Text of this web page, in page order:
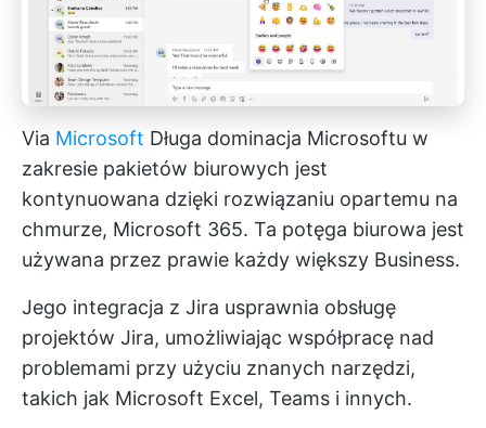
Via Microsoft Długa dominacja Microsoftu w
zakresie pakietów biurowych jest
kontynuowana dzięki rozwiązaniu opartemu na
chmurze, Microsoft 365. Ta potęga biurowa jest
używana przez prawie każdy większy Business.
Jego integracja z Jira usprawnia obsługę
projektów Jira, umożliwiając współpracę nad
problemami przy użyciu znanych narzędzi,
takich jak Microsoft Excel, Teams i innych.